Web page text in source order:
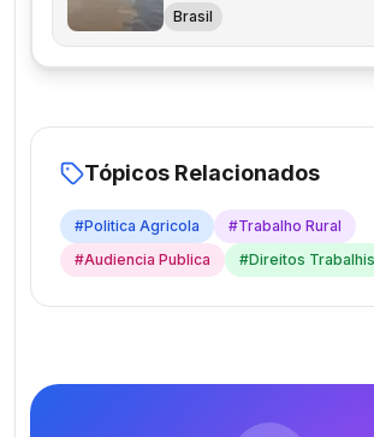
Brasil
Tópicos Relacionados
#Politica Agricola #Trabalho Rural
#Audiencia Publica #Direitos